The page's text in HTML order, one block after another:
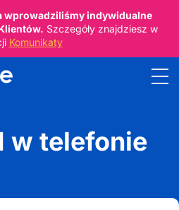
wprowadziliśmy indywidualne
Szczegóły znajdziesz w
Komunikaty
w telefonie